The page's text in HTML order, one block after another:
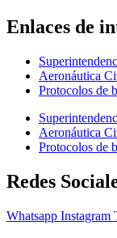
Enlaces de
Aeronáutica
Protocolos de
Aeronáutica
Protocolos de
Redes
Whatsapp Instagram